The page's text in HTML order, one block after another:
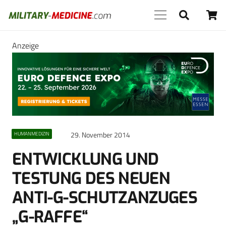
Anzeige
HUMANMEDIZIN 29. November 2014
ENTWICKLUNG UND
TESTUNG DES NEUEN
ANTI-G-SCHUTZANZUGES
„G-RAFFE“